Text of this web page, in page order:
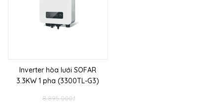
Inverter hòa lưới SOFAR
3.3KW 1 pha (3300TL-G3)
₫
8.895.000